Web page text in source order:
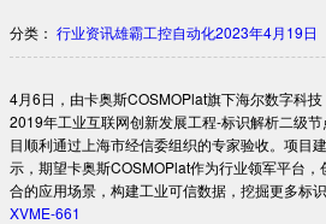
分类： 行业资讯雄霸工控自动化2023年4月19日
4月6日，由卡奥斯COSMOPlat旗下海尔数字科
2019年工业互联网创新发展工程-标识解析二级
目顺利通过上海市经信委组织的专家验收。项目
示，期望卡奥斯COSMOPlat作为行业领军平台
合的应用场景，构建工业可信数据，挖掘更多标
XVME-661